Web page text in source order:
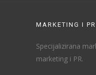
MARKETING I
Specijalizirana
marketing i PR.